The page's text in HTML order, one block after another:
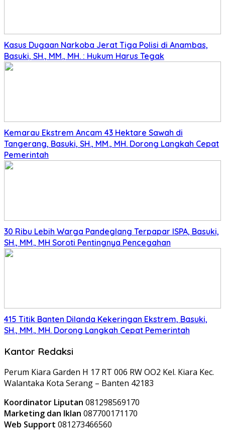
Kasus Dugaan Narkoba Jerat Tiga Polisi di Anambas,
Basuki, SH., MM., MH. : Hukum Harus Tegak
Kemarau Ekstrem Ancam 43 Hektare Sawah di
Tangerang, Basuki, SH., MM., MH. Dorong Langkah Cepat
Pemerintah
30 Ribu Lebih Warga Pandeglang Terpapar ISPA, Basuki,
SH., MM., MH Soroti Pentingnya Pencegahan
415 Titik Banten Dilanda Kekeringan Ekstrem, Basuki,
SH., MM., MH. Dorong Langkah Cepat Pemerintah
Kantor Redaksi
Perum Kiara Garden H 17 RT 006 RW OO2 Kel. Kiara Kec.
Walantaka Kota Serang – Banten 42183
Koordinator Liputan 081298569170
Marketing dan Iklan 087700171170
Web Support 081273466560